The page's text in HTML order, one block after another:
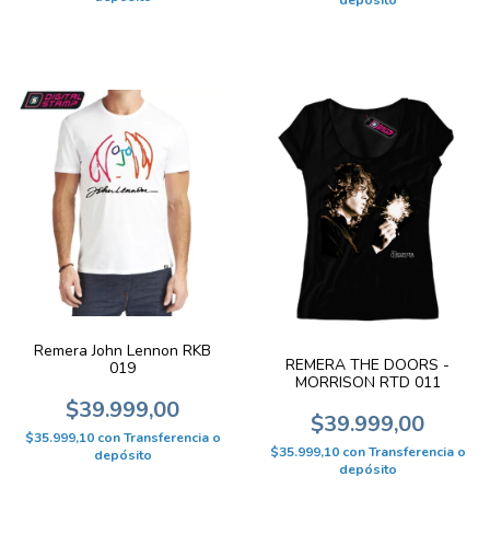
Remera John Lennon RKB
019
$39.999,00
$35.999,10 con Transferencia o
depósito
REMERA THE DOORS -
MORRISON RTD 011
$39.999,00
$35.999,10 con Transferencia o
depósito